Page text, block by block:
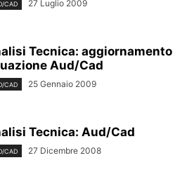
CAD 27 Luglio 2009
Tecnica: aggiornamento
Aud/Cad
CAD 25 Gennaio 2009
Tecnica: Aud/Cad
CAD 27 Dicembre 2008